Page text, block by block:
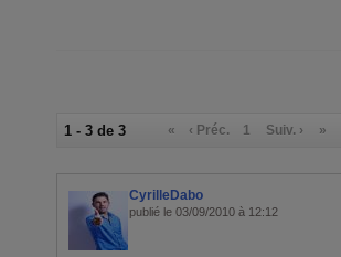
1 - 3 de 3 « ‹ Préc. 1 Suiv. › »
CyrilleDabo
publié le 03/09/2010 à 12:12